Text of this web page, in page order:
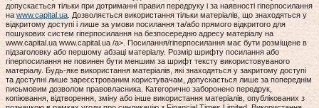
допускається тільки при дотриманні правил передруку і за наявності гіперпосилання
наwww.capital.ua. Дозволяється використання тільки матеріалів, що знаходяться у
відкритому доступі і лише за умови посилання та/або прямого відкритого для
пошукових систем гіперпосилання на безпосередню адресу матеріалу на
www.capital.ua www.capital.ua /a>. Посилання/гіперпосилання має бути розміщене в
підзаголовку або першому абзаці матеріалу. Розмір шрифту посилання або
гіперпосилання не повинен бути меншим за шрифт тексту використовуваного
матеріалу. Будь-яке використання матеріалів, які знаходяться у закритому доступі
та доступні лише зареєстрованим користувачам, допускається лише за попереднім
письмовим дозволом правовласника. Категорично заборонено передрук,
копіювання, відтворення, зміну або інше використання матеріалів, опублікованих з